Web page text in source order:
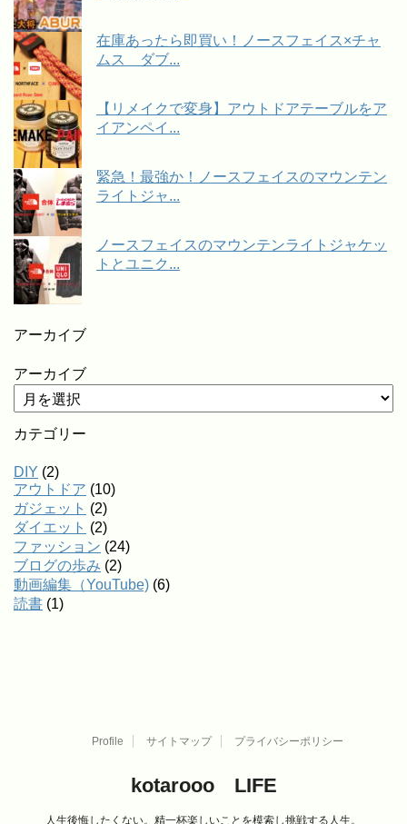
在庫あったら即買い！ノースフェイス×チャ
ムス ダブ...
【リメイクで変身】アウトドアテーブルをア
イアンペイ...
緊急！最強か！ノースフェイスのマウンテン
ライトジャ...
ノースフェイスのマウンテンライトジャケッ
トとユニク...
アーカイブ
アーカイブ
カテゴリー
DIY (2)
アウトドア (10)
ガジェット (2)
ダイエット (2)
ファッション (24)
ブログの歩み (2)
動画編集（YouTube) (6)
読書 (1)
Profile サイトマップ プライバシーポリシー
kotarooo LIFE
人生後悔したくない。精一杯楽しいことを模索し挑戦する人生。